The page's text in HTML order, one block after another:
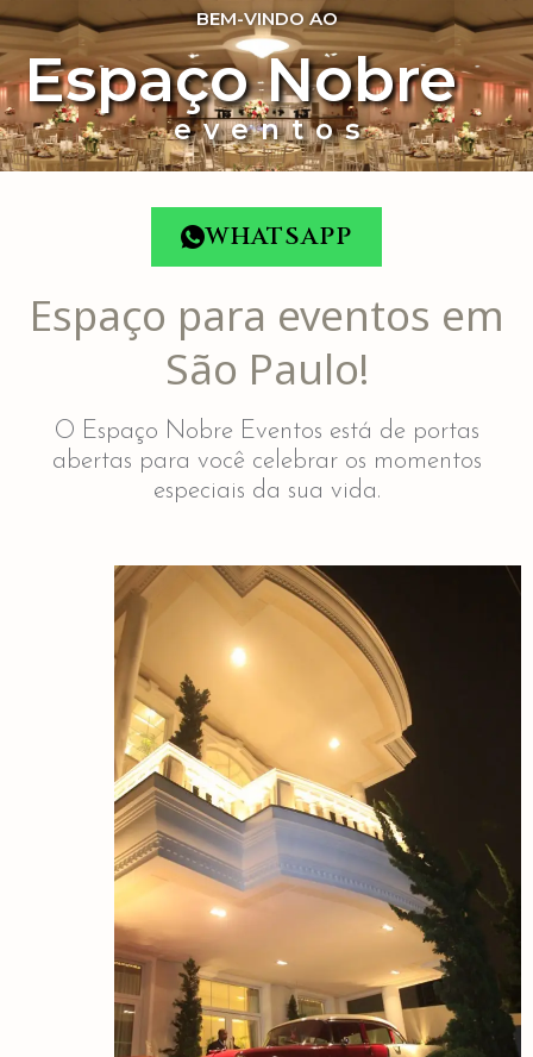
BEM-VINDO AO
Espaço Nobre
eventos
WHATSAPP
Espaço para eventos em
São Paulo!
O Espaço Nobre Eventos está de portas
abertas para você celebrar os momentos
especiais da sua vida.